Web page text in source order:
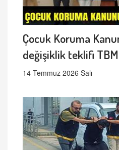
Çocuk Koruma
değişiklik teklifi
14 Temmuz 2026 Salı